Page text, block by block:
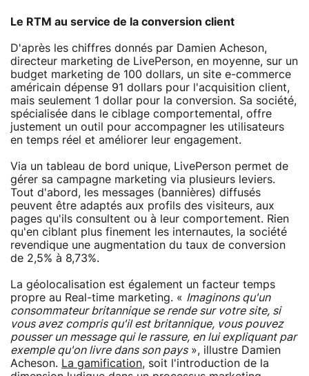
Le RTM au service de la conversion client
D'après les chiffres donnés par Damien Acheson,
directeur marketing de LivePerson, en moyenne, sur un
budget marketing de 100 dollars, un site e-commerce
américain dépense 91 dollars pour l'acquisition client,
mais seulement 1 dollar pour la conversion. Sa société,
spécialisée dans le ciblage comportemental, offre
justement un outil pour accompagner les utilisateurs
en temps réel et améliorer leur engagement.
Via un tableau de bord unique, LivePerson permet de
gérer sa campagne marketing via plusieurs leviers.
Tout d'abord, les messages (bannières) diffusés
peuvent être adaptés aux profils des visiteurs, aux
pages qu'ils consultent ou à leur comportement. Rien
qu'en ciblant plus finement les internautes, la société
revendique une augmentation du taux de conversion
de 2,5% à 8,73%.
La géolocalisation est également un facteur temps
propre au Real-time marketing. « Imaginons qu'un
consommateur britannique se rende sur votre site, si
vous avez compris qu'il est britannique, vous pouvez
pousser un message qui le rassure, en lui expliquant par
exemple qu'on livre dans son pays», illustre Damien
Acheson. La gamification, soit l'introduction de la